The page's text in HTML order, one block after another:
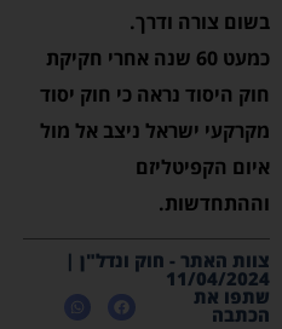
בשום צורה ודרך.
כמעט 60 שנה אחרי חקיקת
חוק היסוד נראה כי חוק יסוד
מקרקעי ישראל ניצב אל מול
איום הקפיטליזם
וההתחדשות.
צוות האתר - חוק ונדל"ן |
11/04/2024
שתפו את
הכתבה